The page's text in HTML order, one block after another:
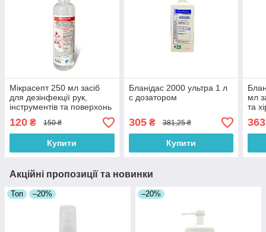
Мікрасепт 250 мл засіб
для дезінфекції рук,
інструментів та поверхонь
120 ₴ 150 ₴
Купити
Бланідас 2000 ультра 1 л
с дозатором
305₴ 381,25 ₴
Купити
мл
та
363
Акційні пропозиції та новинки
Топ –20% –20%